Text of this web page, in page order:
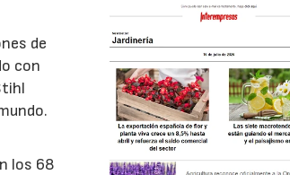
de
con
los 68